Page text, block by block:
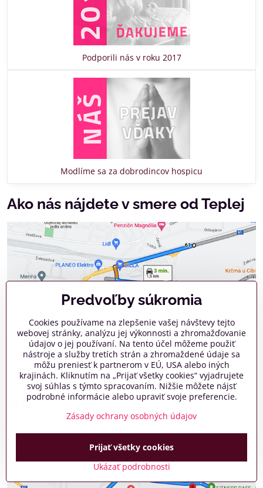
Podporili nás v roku 2017
Modlíme sa za dobrodincov hospicu
Ako nás nájdete v smere od Teplej
Ako nás nájdete v smere od OC
MAX
Predvoľby súkromia
Cookies používame na zlepšenie vašej návštevy tejto
webovej stránky, analýzu jej výkonnosti a zhromažďovanie
údajov o jej používaní. Na tento účel môžeme použiť
nástroje a služby tretích strán a zhromaždené údaje sa
môžu preniesť k partnerom v EÚ, USA alebo iných
krajinách. Kliknutím na „Prijať všetky cookies“ vyjadrujete
svoj súhlas s týmto spracovaním. Nižšie môžete nájsť
podrobné informácie alebo upraviť svoje preferencie.
Zásady ochrany osobných údajov
Ukázať podrobnosti
Prijať všetky cookies